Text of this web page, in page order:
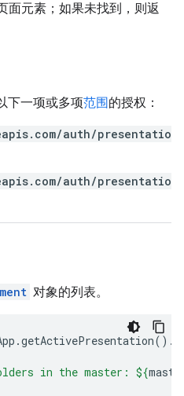
面元素；如果未找到，则返
下一项或多项范围的授权：
auth/presentatio
auth/presentatio
对象的列表。
.getActivePresentation().
in the master: ${